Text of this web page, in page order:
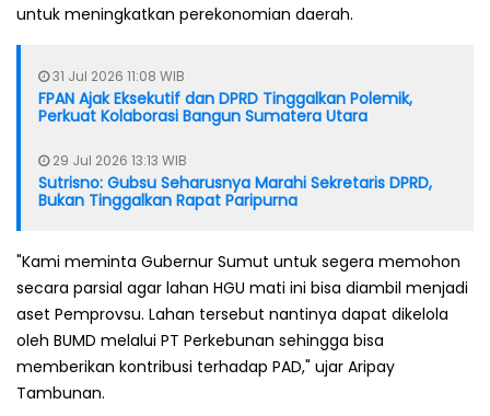
untuk meningkatkan perekonomian daerah.
31 Jul 2026 11:08 WIB
FPAN Ajak Eksekutif dan DPRD Tinggalkan Polemik,
Perkuat Kolaborasi Bangun Sumatera Utara
29 Jul 2026 13:13 WIB
Sutrisno: Gubsu Seharusnya Marahi Sekretaris DPRD,
Bukan Tinggalkan Rapat Paripurna
"Kami meminta Gubernur Sumut untuk segera memohon
secara parsial agar lahan HGU mati ini bisa diambil menjadi
aset Pemprovsu. Lahan tersebut nantinya dapat dikelola
oleh BUMD melalui PT Perkebunan sehingga bisa
memberikan kontribusi terhadap PAD," ujar Aripay
Tambunan.